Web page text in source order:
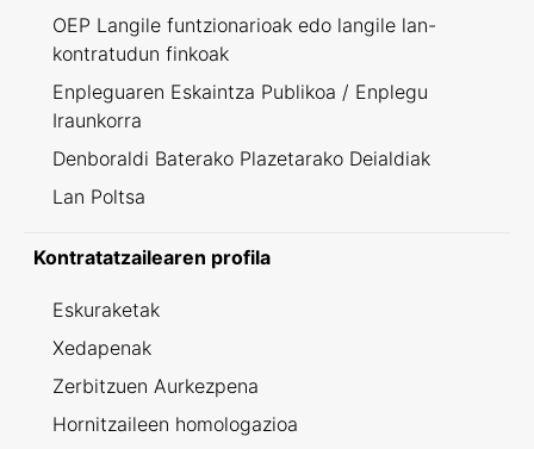
OEP Langile funtzionarioak edo langile lan-
kontratudun finkoak
Enpleguaren Eskaintza Publikoa / Enplegu
Iraunkorra
Denboraldi Baterako Plazetarako Deialdiak
Lan Poltsa
Kontratatzailearen profila
Eskuraketak
Xedapenak
Zerbitzuen Aurkezpena
Hornitzaileen homologazioa